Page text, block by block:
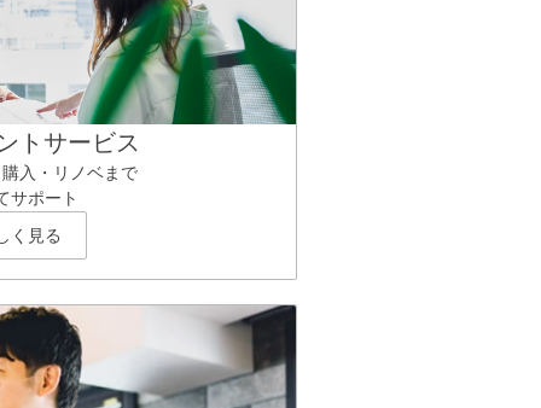
トサービス
入・リノベまで
サポート
く見る